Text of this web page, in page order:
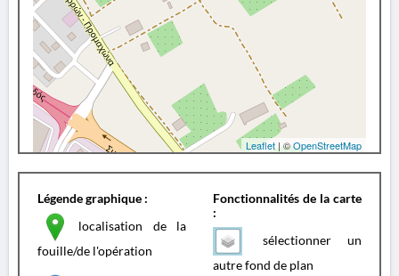
Leaflet | ©OpenStreetMap
Légende graphique :
localisation de la
fouille/de l'opération
Fonctionnalités de la carte
:
sélectionner un
autre fond de plan